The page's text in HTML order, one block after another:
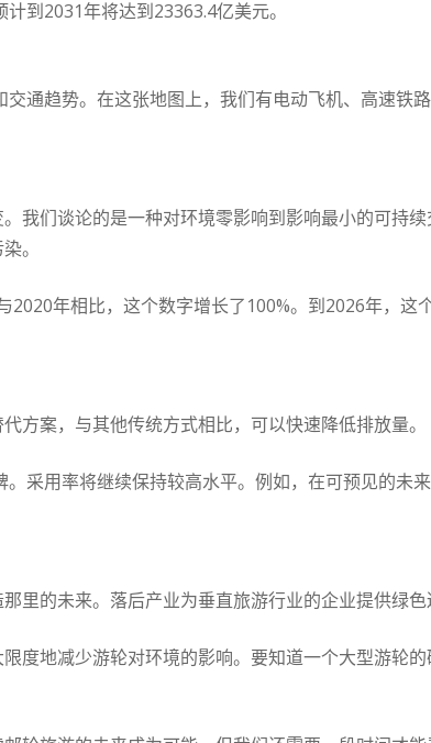
到2031年将达到23363.4亿美元。
通趋势。在这张地图上，我们有电动飞机、高速铁
我们谈论的是一种对环境零影响到影响最小的可持
。
年相比，这个数字增长了100%。到2026年，这
方案，与其他传统方式相比，可以快速降低排放量。
采用率将继续保持较高水平。例如，在可预见的未
里的未来。落后产业为垂直旅游行业的企业提供绿色
度地减少游轮对环境的影响。要知道一个大型游轮